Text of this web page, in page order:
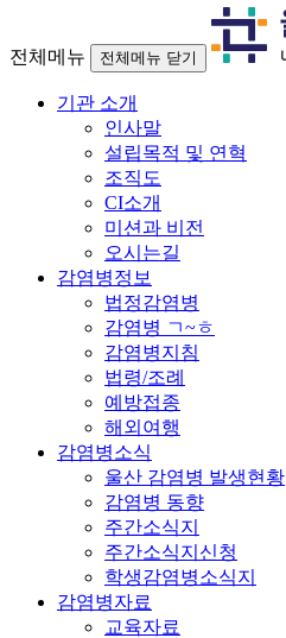
전체메뉴 전체메뉴 닫기
기관 소개
인사말
설립목적 및 연혁
조직도
CI소개
미션과 비전
오시는길
감염병정보
법정감염병
감염병 ㄱ~ㅎ
감염병지침
법령/조례
예방접종
해외여행
감염병소식
울산 감염병 발생현황
감염병 동향
주간소식지
주간소식지신청
학생감염병소식지
감염병자료
교육자료